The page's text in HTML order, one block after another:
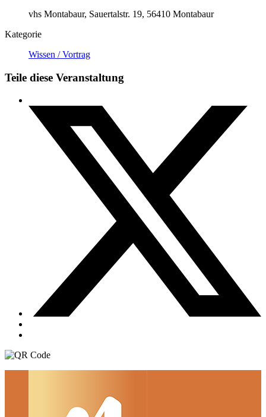
vhs Montabaur, Sauertalstr. 19, 56410 Montabaur
Kategorie
Wissen / Vortrag
Teile diese Veranstaltung